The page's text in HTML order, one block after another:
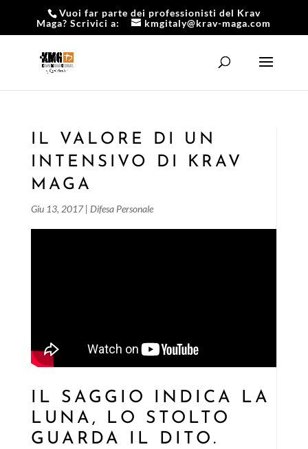
Vuoi far parte dei professionisti del Krav
Maga? Scrivici a:
kmgitaly@krav-maga.com
IL VALORE DI UN
INTENSIVO DI KRAV
MAGA
Giu 13, 2017| Difesa Personale
IL SAGGIO INDICA LA
LUNA, LO STOLTO
GUARDA IL DITO.